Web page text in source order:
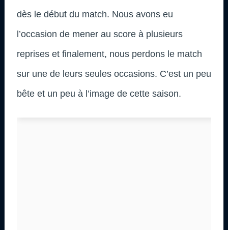
dès le début du match. Nous avons eu
l’occasion de mener au score à plusieurs
reprises et finalement, nous perdons le match
sur une de leurs seules occasions. C’est un peu
bête et un peu à l’image de cette saison.